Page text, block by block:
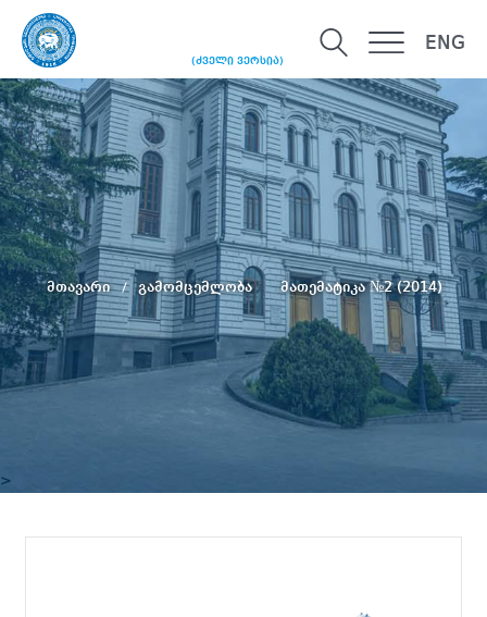
(ძველი ვერსია)
ENG
>
მთავარი გამომცემლობა მათემატიკა №2 (2014)